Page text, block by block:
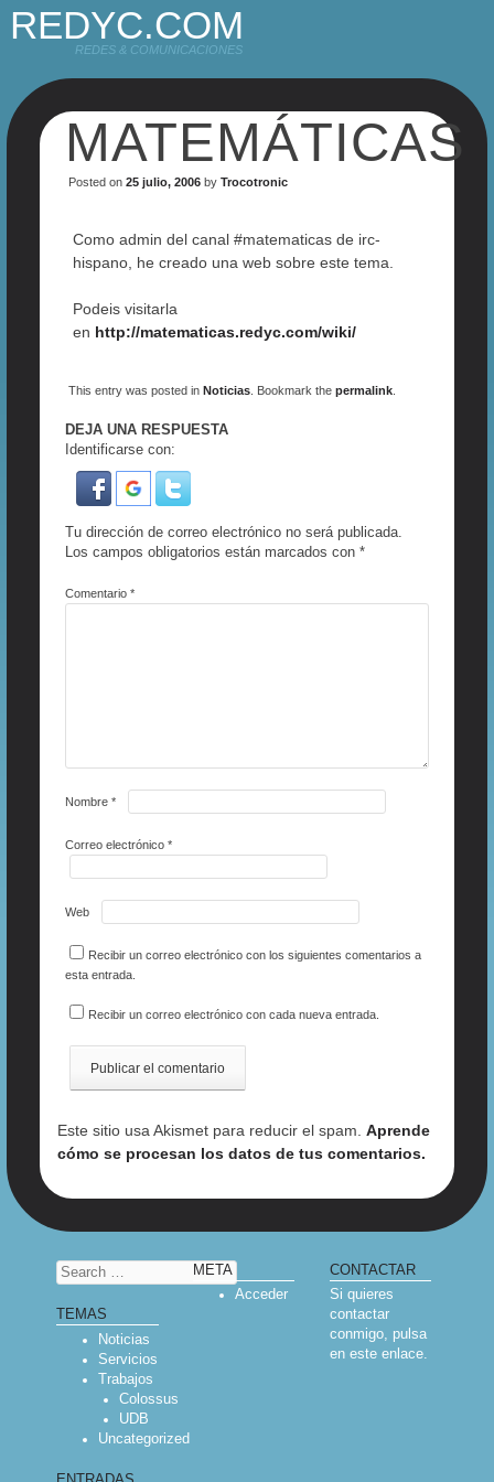
REDYC.COM
REDES & COMUNICACIONES
MATEMÁTICAS
Posted on 25 julio, 2006by Trocotronic
Como admin del canal #matematicas de irc-
hispano, he creado una web sobre este tema.
Podeis visitarla
en http://matematicas.redyc.com/wiki/
This entry was posted in Noticias. Bookmark the permalink.
DEJA UNA RESPUESTA
Identificarse con:
Tu dirección de correo electrónico no será publicada.
Los campos obligatorios están marcados con*
Comentario*
Nombre*
Correo electrónico*
Web
Recibir un correo electrónico con los siguientes comentarios a
esta entrada.
Recibir un correo electrónico con cada nueva entrada.
Este sitio usa Akismet para reducir el spam.Aprende
cómo se procesan los datos de tus comentarios.
Search
TEMAS
Noticias
Servicios
Trabajos
Colossus
UDB
Uncategorized
META
Acceder
CONTACTAR
Si quieres
contactar
conmigo, pulsa
en este enlace.